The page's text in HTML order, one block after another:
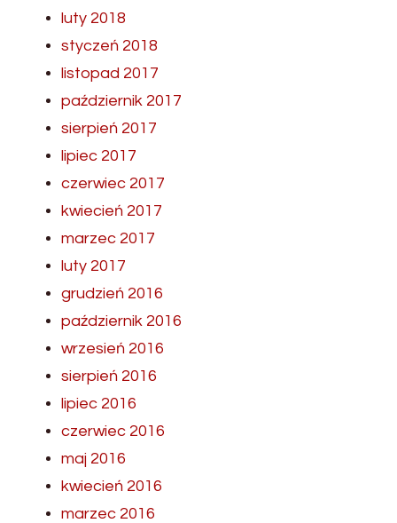
luty 2018
styczeń 2018
listopad 2017
październik 2017
sierpień 2017
lipiec 2017
czerwiec 2017
kwiecień 2017
marzec 2017
luty 2017
grudzień 2016
październik 2016
wrzesień 2016
sierpień 2016
lipiec 2016
czerwiec 2016
maj 2016
kwiecień 2016
marzec 2016